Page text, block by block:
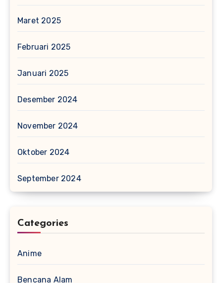
Maret 2025
Februari 2025
Januari 2025
Desember 2024
November 2024
Oktober 2024
September 2024
Categories
Anime
Bencana Alam